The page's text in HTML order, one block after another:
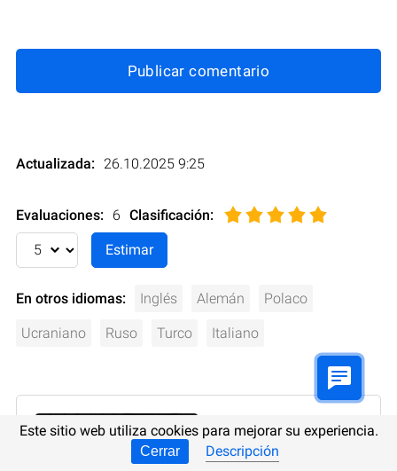
Publicar comentario
Actualizada: 26.10.2025 9:25
Evaluaciones: 6 Clasificación:
En otros idiomas: Inglés Alemán Polaco
Ucraniano Ruso Turco Italiano
Este sitio web utiliza cookies para mejorar su experiencia.
Cerrar Descripción